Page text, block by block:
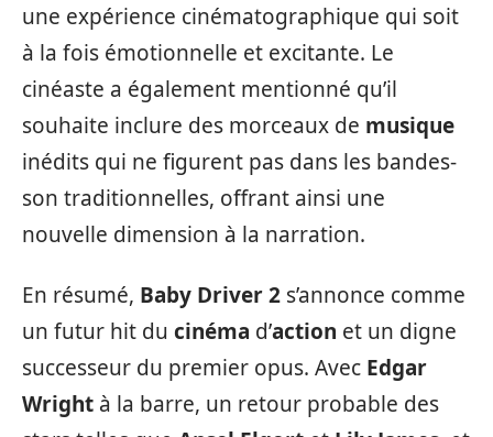
une expérience cinématographique qui soit
à la fois émotionnelle et excitante. Le
cinéaste a également mentionné qu’il
souhaite inclure des morceaux de musique
inédits qui ne figurent pas dans les bandes-
son traditionnelles, offrant ainsi une
nouvelle dimension à la narration.
En résumé, Baby Driver 2 s’annonce comme
un futur hit du cinéma d’action et un digne
successeur du premier opus. Avec Edgar
Wright à la barre, un retour probable des